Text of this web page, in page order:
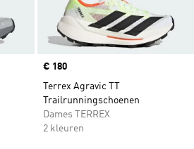
Price
€ 180
Terrex Agravic TT
Trailrunningschoenen
Dames TERREX
2 kleuren